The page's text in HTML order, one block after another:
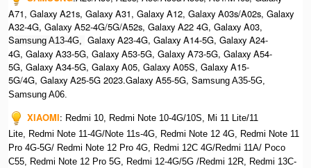
A71, Galaxy A21s, Galaxy A31, Galaxy A12, Galaxy A03s/A02s, Galaxy
A32-4G, Galaxy A52-4G/5G/A52s, Galaxy A22 4G, Galaxy A03,
Samsung A13-4G,
Galaxy A23-4G, Galaxy A14-5G, Galaxy A24-
4G, Galaxy A33-5G, Galaxy A53-5G, Galaxy A73-5G, Galaxy A54-
5G, Galaxy A34-5G, Galaxy A05, Galaxy A05S, Galaxy A15-
5G/4G, Galaxy A25-5G 2023.Galaxy A55-5G, Samsung A35-5G,
Samsung A06.
XIAOMI: Redmi 10, Redmi Note 10-4G/10S, Mi 11 Lite/11
Lite, Redmi Note 11-4G/Note 11s-4G, Redmi Note 12 4G, Redmi Note 11
Pro 4G-5G/ Redmi Note 12 Pro 4G, Redmi 12C 4G/Redmi 11A/ Poco
C55, Redmi Note 12 Pro 5G, Redmi 12-4G/5G /Redmi 12R, Redmi 13C-